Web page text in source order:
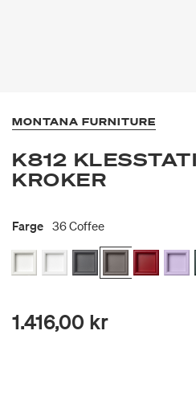
MONTANA FURNITURE
K812
KROKER
Farge 36 Coffee
1.416,00 kr